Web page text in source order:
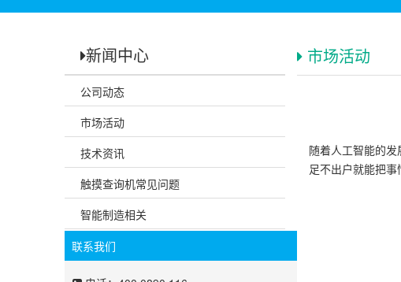
新闻中心
公司动态
市场活动
技术资讯
触摸查询机常见问题
智能制造相关
市场活动
随着人工智能的
足不出户就能把事
联系我们